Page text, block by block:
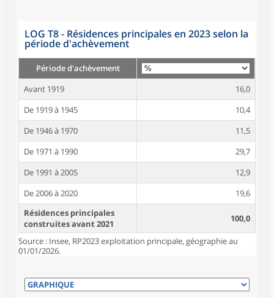
LOG T8 - Résidences principales en 2023 selon la
période d'achèvement
Période d'achèvement
Avant 1919
16,0
De 1919 à 1945
10,4
De 1946 à 1970
11,5
De 1971 à 1990
29,7
De 1991 à 2005
12,9
De 2006 à 2020
19,6
Résidences principales
construites avant 2021
100,0
Source : Insee, RP2023 exploitation principale, géographie au
01/01/2026.